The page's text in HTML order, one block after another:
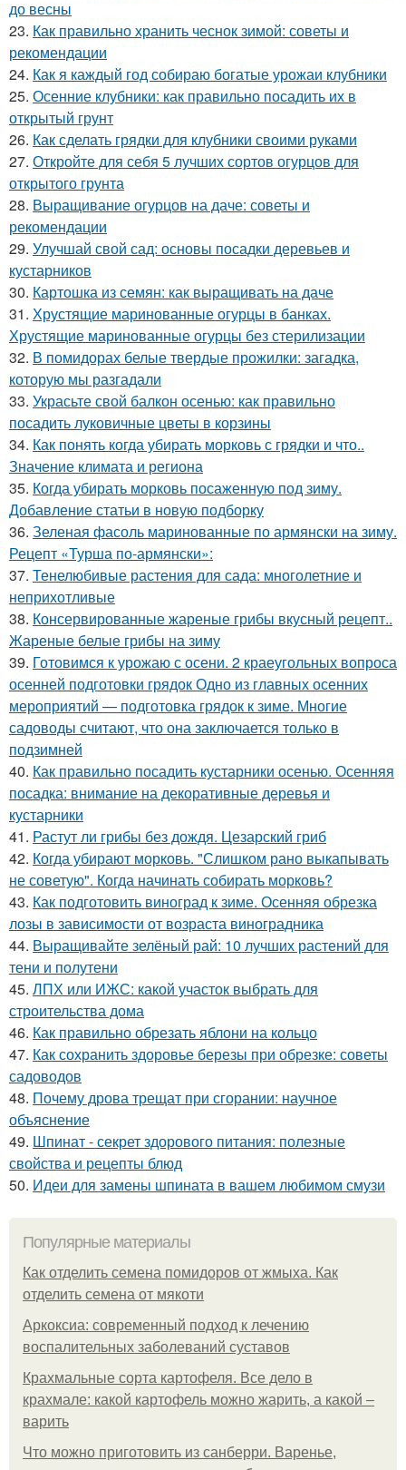
до весны
23. Как правильно хранить чеснок зимой: советы и
рекомендации
24. Как я каждый год собираю богатые урожаи клубники
25. Осенние клубники: как правильно посадить их в
открытый грунт
26. Как сделать грядки для клубники своими руками
27. Откройте для себя 5 лучших сортов огурцов для
открытого грунта
28. Выращивание огурцов на даче: советы и
рекомендации
29. Улучшай свой сад: основы посадки деревьев и
кустарников
30. Картошка из семян: как выращивать на даче
31. Хрустящие маринованные огурцы в банках.
Хрустящие маринованные огурцы без стерилизации
32. В помидорах белые твердые прожилки: загадка,
которую мы разгадали
33. Украсьте свой балкон осенью: как правильно
посадить луковичные цветы в корзины
34. Как понять когда убирать морковь с грядки и что..
Значение климата и региона
35. Когда убирать морковь посаженную под зиму.
Добавление статьи в новую подборку
36. Зеленая фасоль маринованные по армянски на зиму.
Рецепт «Турша по-армянски»:
37. Тенелюбивые растения для сада: многолетние и
неприхотливые
38. Консервированные жареные грибы вкусный рецепт..
Жареные белые грибы на зиму
39. Готовимся к урожаю с осени. 2 краеугольных вопроса
осенней подготовки грядок Одно из главных осенних
мероприятий — подготовка грядок к зиме. Многие
садоводы считают, что она заключается только в
подзимней
40. Как правильно посадить кустарники осенью. Осенняя
посадка: внимание на декоративные деревья и
кустарники
41. Растут ли грибы без дождя. Цезарский гриб
42. Когда убирают морковь. "Слишком рано выкапывать
не советую". Когда начинать собирать морковь?
43. Как подготовить виноград к зиме. Осенняя обрезка
лозы в зависимости от возраста виноградника
44. Выращивайте зелёный рай: 10 лучших растений для
тени и полутени
45. ЛПХ или ИЖС: какой участок выбрать для
строительства дома
46. Как правильно обрезать яблони на кольцо
47. Как сохранить здоровье березы при обрезке: советы
садоводов
48. Почему дрова трещат при сгорании: научное
объяснение
49. Шпинат - секрет здорового питания: полезные
свойства и рецепты блюд
50. Идеи для замены шпината в вашем любимом смузи
Популярные материалы
Как отделить семена помидоров от жмыха. Как
отделить семена от мякоти
Аркоксиа: современный подход к лечению
воспалительных заболеваний суставов
Крахмальные сорта картофеля. Все дело в
крахмале: какой картофель можно жарить, а какой –
варить
Что можно приготовить из санберри. Варенье,